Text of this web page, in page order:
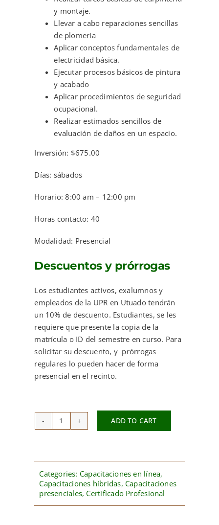
y montaje.
Llevar a cabo reparaciones sencillas
de plomería
Aplicar conceptos fundamentales de
electricidad básica.
Ejecutar procesos básicos de pintura
y acabado
Aplicar procedimientos de seguridad
ocupacional.
Realizar estimados sencillos de
evaluación de daños en un espacio.
Inversión: $675.00
Días: sábados
Horario: 8:00 am – 12:00 pm
Horas contacto: 40
Modalidad: Presencial
Descuentos y prórrogas
Los estudiantes activos, exalumnos y
empleados de la UPR en Utuado tendrán
un 10% de descuento. Estudiantes, se les
requiere que presente la copia de la
matrícula o ID del semestre en curso. Para
solicitar su descuento, y prórrogas
regulares lo pueden hacer de forma
presencial en el recinto.
Certificado
Profesional
en
Handyman
quantity
ADD TO CART
Categories: Capacitaciones en línea,
Capacitaciones híbridas, Capacitaciones
presenciales, Certificado Profesional